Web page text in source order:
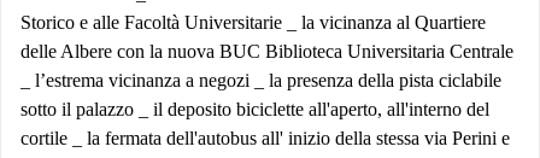
Storico e alle Facoltà Universitarie _ la vicinanza al Quartiere
delle Albere con la nuova BUC Biblioteca Universitaria Centrale
_ l’estrema vicinanza a negozi _ la presenza della pista ciclabile
sotto il palazzo _ il deposito biciclette all'aperto, all'interno del
cortile _ la fermata dell'autobus all' inizio della stessa via Perini e